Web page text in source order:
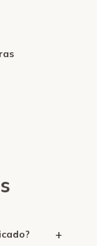
+